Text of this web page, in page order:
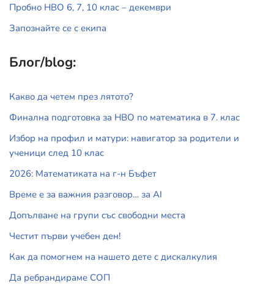
Пробно НВО 6, 7, 10 клас – декември
Запознайте се с екипа
Блог/blog:
Какво да четем през лятото?
Финална подготовка за НВО по математика в 7. клас
Избор на профил и матури: навигатор за родители и
ученици след 10 клас
2026: Математиката на г-н Бъфет
Време е за важния разговор… за АI
Допълване на групи със свободни места
Честит първи учебен ден!
Как да помогнем на нашето дете с дискалкулия
Да ребрандираме СОП